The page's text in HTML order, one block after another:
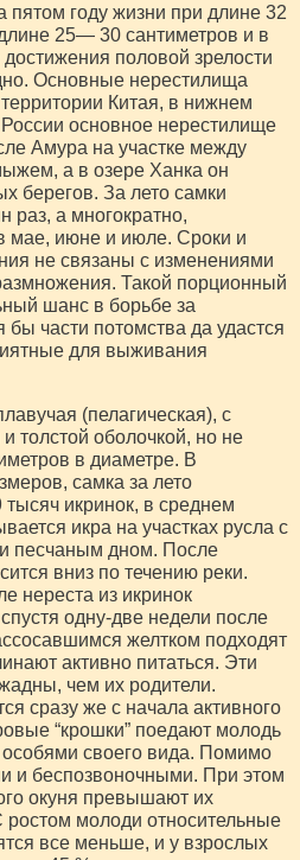
пятом году жизни при длине 32
25— 30 сантиметров и в
достижения половой зрелости
Основные нерестилища
Китая, в нижнем
основное нерестилище
Амура на участке между
а в озере Ханка он
берегов. За лето самки
раз, а многократно,
мае, июне и июле. Сроки и
не связаны с изменениями
Такой порционный
шанс в борьбе за
части потомства да удастся
для выживания
(пелагическая), с
толстой оболочкой, но не
в диаметре. В
самка за лето
икринок, в среднем
икра на участках русла с
песчаным дном. После
вниз по течению реки.
нереста из икринок
одну-две недели после
желтком подходят
активно питаться. Эти
чем их родители.
сразу же с начала активного
“крошки” поедают молодь
особями своего вида. Помимо
и беспозвоночными. При этом
окуня превышают их
молоди относительные
все меньше, и у взрослых